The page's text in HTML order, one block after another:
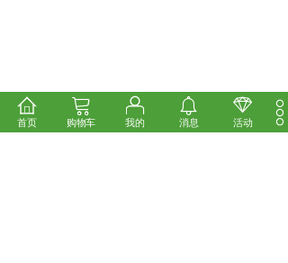
首页 购物车 我的 消息 活动